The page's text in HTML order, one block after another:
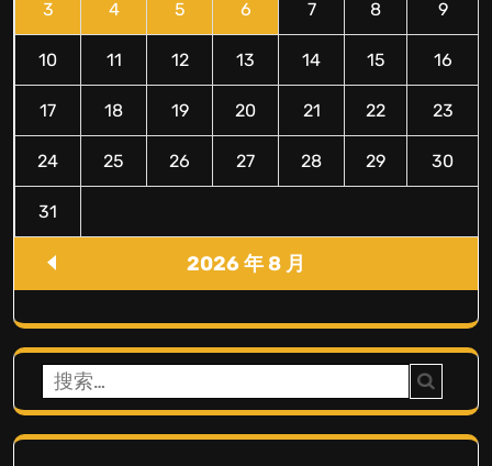
2026 年 8 月
3 4 5 6 7 8 9
10 11 12 13 14 15 16
17 18 19 20 21 22 23
24 25 26 27 28 29 30
31
搜
索：